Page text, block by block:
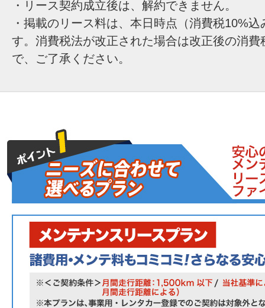
・リース契約成立後は、解約できません。
・掲載のリース料は、本日時点（消費税10%
す。消費税法が改正された場合は改正後の消費
で、ご了承ください。